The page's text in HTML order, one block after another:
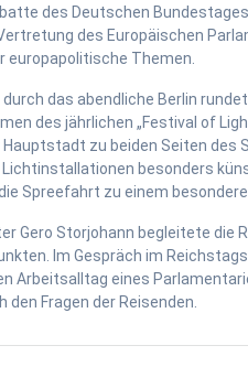
des Deutschen
des Europäischen
europapolitische Themen.
das abendliche Berlin
des jährlichen „Festival of
Hauptstadt zu beiden Seiten des
Lichtinstallationen besonders
Spreefahrt zu einem
Gero Storjohann begleitete die
Im Gespräch im
Arbeitsalltag eines
den Fragen der Reisenden.